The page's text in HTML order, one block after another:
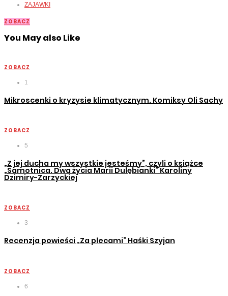
ZAJAWKI
ZOBACZ
You May also Like
ZOBACZ
1
Mikroscenki o kryzysie klimatycznym. Komiksy Oli Sachy
ZOBACZ
5
„Z jej ducha my wszystkie jesteśmy”, czyli o książce
„Samotnica. Dwa życia Marii Dulębianki” Karoliny
Dzimiry-Zarzyckiej
ZOBACZ
3
Recenzja powieści „Za plecami” Haśki Szyjan
ZOBACZ
6